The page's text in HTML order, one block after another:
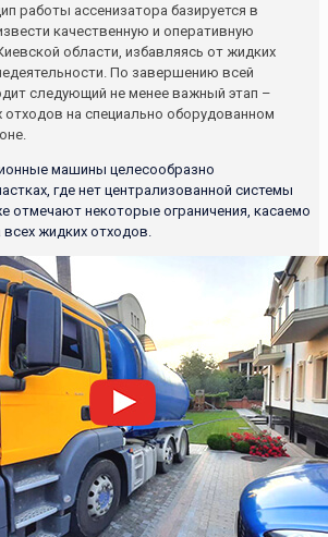
работы ассенизатора базируется в
качественную и оперативную
области, избавляясь от жидких
По завершению всей
следующий не менее важный этап –
отходов на специально оборудованном
машины целесообразно
где нет централизованной системы
отмечают некоторые ограничения, касаемо
жидких отходов.